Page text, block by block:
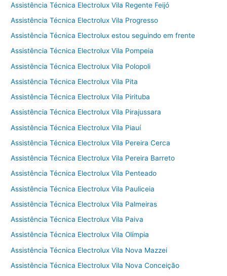
Assistência Técnica Electrolux Vila Regente Feijó
Assistência Técnica Electrolux Vila Progresso
Assistência Técnica Electrolux estou seguindo em frente
Assistência Técnica Electrolux Vila Pompeia
Assistência Técnica Electrolux Vila Polopoli
Assistência Técnica Electrolux Vila Pita
Assistência Técnica Electrolux Vila Pirituba
Assistência Técnica Electrolux Vila Pirajussara
Assistência Técnica Electrolux Vila Piauí
Assistência Técnica Electrolux Vila Pereira Cerca
Assistência Técnica Electrolux Vila Pereira Barreto
Assistência Técnica Electrolux Vila Penteado
Assistência Técnica Electrolux Vila Pauliceia
Assistência Técnica Electrolux Vila Palmeiras
Assistência Técnica Electrolux Vila Paiva
Assistência Técnica Electrolux Vila Olímpia
Assistência Técnica Electrolux Vila Nova Mazzei
Assistência Técnica Electrolux Vila Nova Conceição